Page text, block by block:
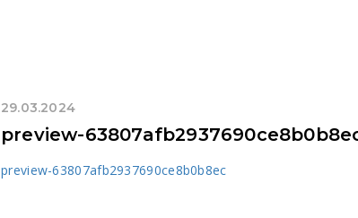
29.03.2024
preview-
preview-63807afb2937690ce8b0b8ec